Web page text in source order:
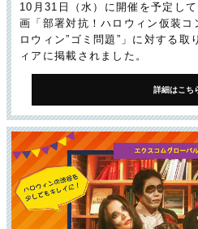
10月31日（水）に開催を予定し
画「部署対抗！ハロウィン仮装コ
ロウィン”ゴミ問題”」に対する
ィアに掲載されました。
詳細はこち